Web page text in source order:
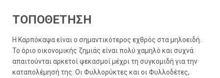
ΤΟΠΟΘΕΤΗΣΗ
Η Καρπόκαψα είναι ο σημαντικότερος εχθρός στα μηλοειδή.
Το όριο οικονομικής ζημιάς είναι πολύ χαμηλό και συχνά
απαιτούνται αρκετοί ψεκασμοί μέχρι τη συγκομιδή για την
καταπολέμησή της. Οι Φυλλορύκτες και οι Φυλλοδέτες,